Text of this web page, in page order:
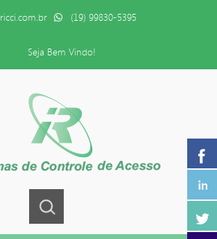
(19) 99830-5395
Seja Bem Vindo!